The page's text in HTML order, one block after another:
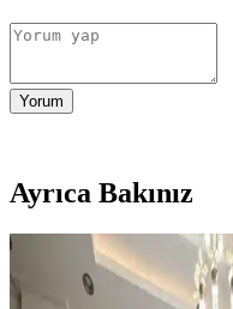
Yorum
Ayrıca Bakınız
Kahvaltı Köşeleri İçin
Dekorasyon İpuçları